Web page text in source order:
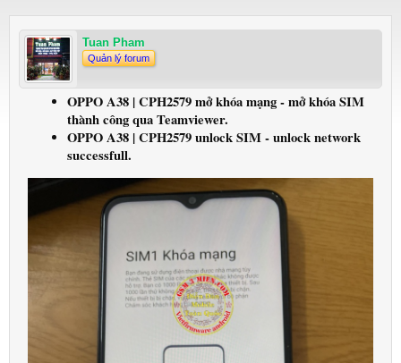
Tuan Pham
Quản lý forum
OPPO A38 | CPH2579 mở khóa mạng - mở khóa SIM
thành công qua Teamviewer.
OPPO A38 | CPH2579 unlock SIM - unlock network
successfull.